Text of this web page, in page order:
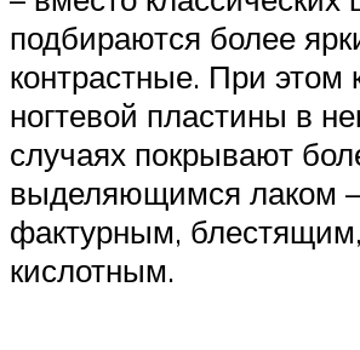
подбираются более
контрастные. При этом
ногтевой пластины в
случаях покрывают
выделяющимся лаком –
фактурным, блестящим,
кислотным.